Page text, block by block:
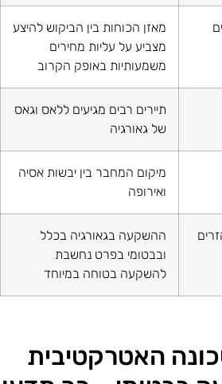
מאזן הכוחות בין הביקוש להיצע
מצביע על עליות מחירים
משמעותיות באופק הקרוב
תיירים רבים מגיעים ללאס וגאס
של גאורגיה
מיקום המחבר בין יבשות אסיה
ואירופה
ההשקעה בגאורגיה בכלל
ובבטומי בפרט נחשבת
להשקעה בטוחה במיוחד
האטרקטיבית